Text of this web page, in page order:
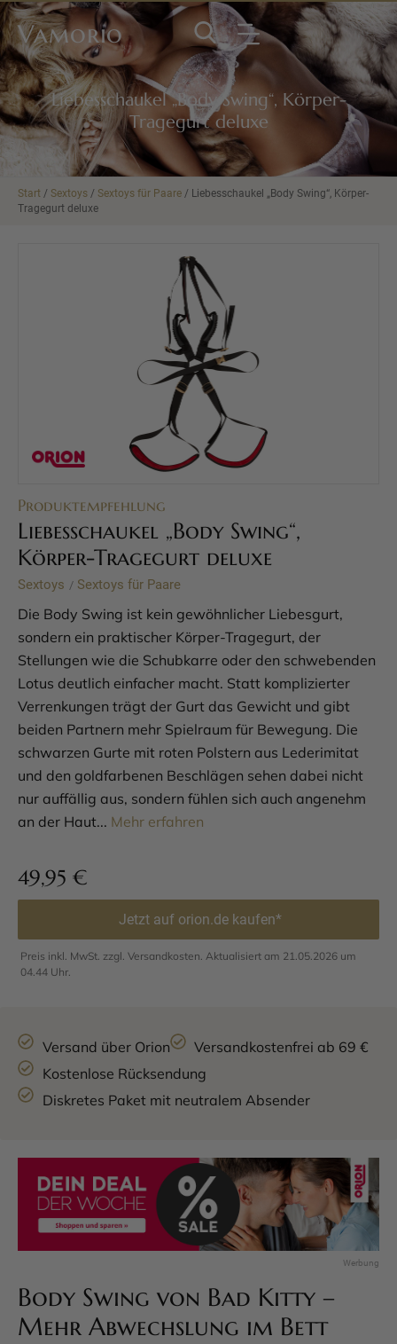
Vamorio
Liebesschaukel „Body Swing“, Körper-
Tragegurt deluxe
Start / Sextoys / Sextoys für Paare / Liebesschaukel „Body Swing“, Körper-
Tragegurt deluxe
Produktempfehlung
Liebesschaukel „Body Swing“,
Körper-Tragegurt deluxe
Sextoys / Sextoys für Paare
Die Body Swing ist kein gewöhnlicher Liebesgurt,
sondern ein praktischer Körper-Tragegurt, der
Stellungen wie die Schubkarre oder den schwebenden
Lotus deutlich einfacher macht. Statt komplizierter
Verrenkungen trägt der Gurt das Gewicht und gibt
beiden Partnern mehr Spielraum für Bewegung. Die
schwarzen Gurte mit roten Polstern aus Lederimitat
und den goldfarbenen Beschlägen sehen dabei nicht
nur auffällig aus, sondern fühlen sich auch angenehm
an der Haut... Mehr erfahren
49,95 €
Jetzt auf orion.de kaufen*
Preis inkl. MwSt. zzgl. Versandkosten. Aktualisiert am 21.05.2026 um
04.44 Uhr.
Versand über Orion
Versandkostenfrei ab 69 €
Kostenlose Rücksendung
Diskretes Paket mit neutralem Absender
Body Swing von Bad Kitty –
Mehr Abwechslung im Bett